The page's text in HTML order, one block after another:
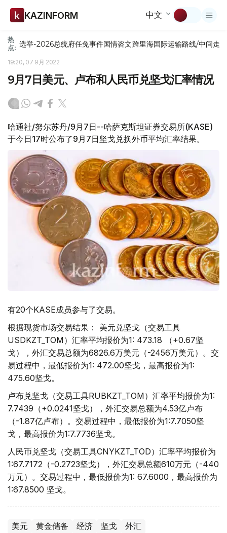
KAZINFORM 中文
热
点: 选举-2026总统府任免事件国情咨文跨里海国际运输路线/中间走廊
19:20, 07 9月 2022
9月7日美元、卢布和人民币兑坚戈汇率情况
哈通社/努尔苏丹/9月7日--哈萨克斯坦证券交易所(KASE)
于今日17时公布了9月7日坚戈兑换外币平均汇率结果。
有20个KASE成员参与了交易。
根据现货市场交易结果： 美元兑坚戈（交易工具
USDKZT_TOM）汇率平均报价为1: 473.18 （+0.67坚
戈），外汇交易总额为6826.6万美元（-2456万美元）。交
易过程中，最低报价为1: 472.00坚戈，最高报价为1:
475.60坚戈。
卢布兑坚戈（交易工具RUBKZT_TOM）汇率平均报价为1:
7.7439（+0.0241坚戈），外汇交易总额为4.53亿卢布
（-1.87亿卢布）。交易过程中，最低报价为1:7.7050坚
戈，最高报价为1:7.7736坚戈。
人民币兑坚戈（交易工具CNYKZT_TOD）汇率平均报价为
1:67.7172（-0.2723坚戈），外汇交易总额610万元（-440
万元）。交易过程中，最低报价为1: 67.6000，最高报价为
1:67.8500 坚戈。
美元 黄金储备 经济 坚戈 外汇